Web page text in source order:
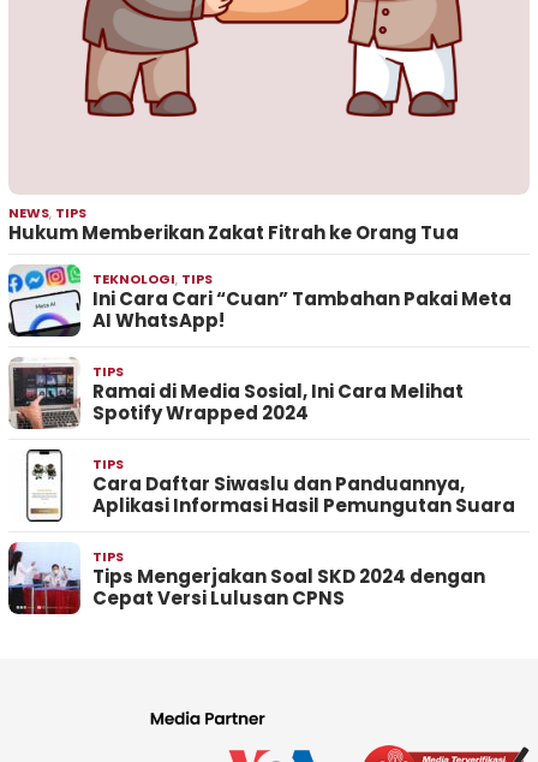
NEWS, TIPS
Hukum Memberikan Zakat Fitrah ke Orang Tua
TEKNOLOGI, TIPS
Ini Cara Cari “Cuan” Tambahan Pakai Meta
AI WhatsApp!
TIPS
Ramai di Media Sosial, Ini Cara Melihat
Spotify Wrapped 2024
TIPS
Cara Daftar Siwaslu dan Panduannya,
Aplikasi Informasi Hasil Pemungutan Suara
TIPS
Tips Mengerjakan Soal SKD 2024 dengan
Cepat Versi Lulusan CPNS